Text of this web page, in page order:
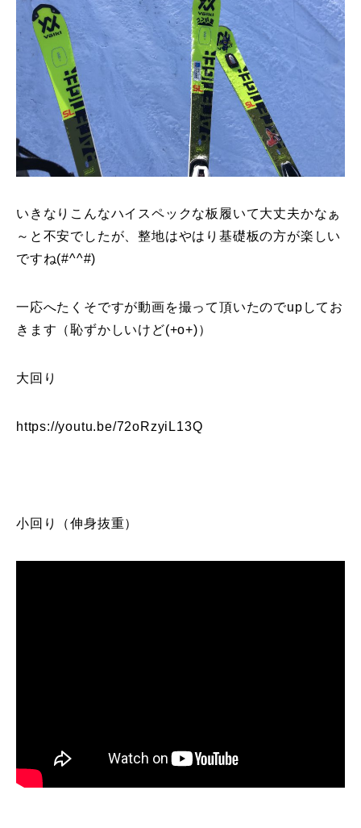
インストラクター募集
インストラクター一覧
コブレッスン参加のお客様の声
レッスンレポート Report
レッスン内容について
お申し込みについて
レッスン動画一覧
いきなりこんなハイスペックな板履いて大丈夫かなぁ
～と不安でしたが、整地はやはり基礎板の方が楽しい
ですね(#^^#)
一応へたくそですが動画を撮って頂いたのでupしてお
きます（恥ずかしいけど(+o+)）
大回り
https://youtu.be/72oRzyiL13Q
小回り（伸身抜重）